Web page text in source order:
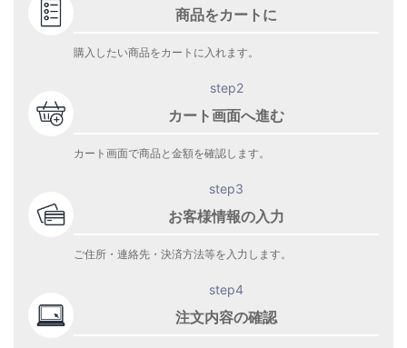
商品をカートに
購入したい商品をカートに入れます。
step2
カート画面へ進む
カート画面で商品と金額を確認します。
step3
お客様情報の入力
ご住所・連絡先・決済方法等を入力します。
step4
注文内容の確認